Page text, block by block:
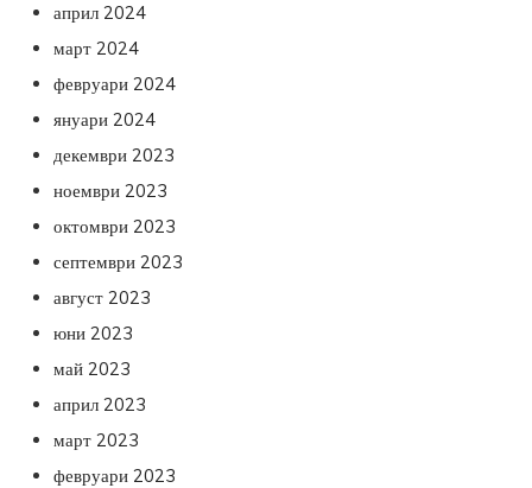
април 2024
март 2024
февруари 2024
януари 2024
декември 2023
ноември 2023
октомври 2023
септември 2023
август 2023
юни 2023
май 2023
април 2023
март 2023
февруари 2023